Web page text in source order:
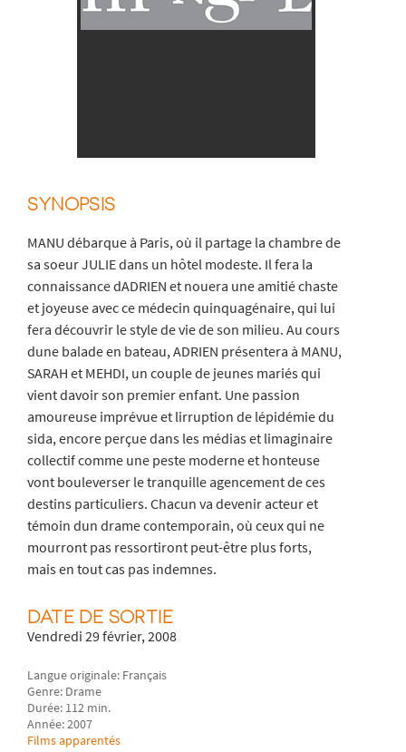
SYNOPSIS
MANU débarque à Paris, où il partage la chambre de
sa soeur JULIE dans un hôtel modeste. Il fera la
connaissance dADRIEN et nouera une amitié chaste
et joyeuse avec ce médecin quinquagénaire, qui lui
fera découvrir le style de vie de son milieu. Au cours
dune balade en bateau, ADRIEN présentera à MANU,
SARAH et MEHDI, un couple de jeunes mariés qui
vient davoir son premier enfant. Une passion
amoureuse imprévue et lirruption de lépidémie du
sida, encore perçue dans les médias et limaginaire
collectif comme une peste moderne et honteuse
vont bouleverser le tranquille agencement de ces
destins particuliers. Chacun va devenir acteur et
témoin dun drame contemporain, où ceux qui ne
mourront pas ressortiront peut-être plus forts,
mais en tout cas pas indemnes.
DATE DE SORTIE
Vendredi 29 février, 2008
Langue originale: Français
Genre: Drame
Durée: 112 min.
Année: 2007
Films apparentés